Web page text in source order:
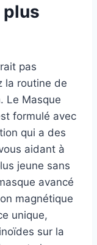
plus
pas
la routine de
Le Masque
formulé avec
qui a des
aidant à
jeune sans
avancé
magnétique
unique,
sur la